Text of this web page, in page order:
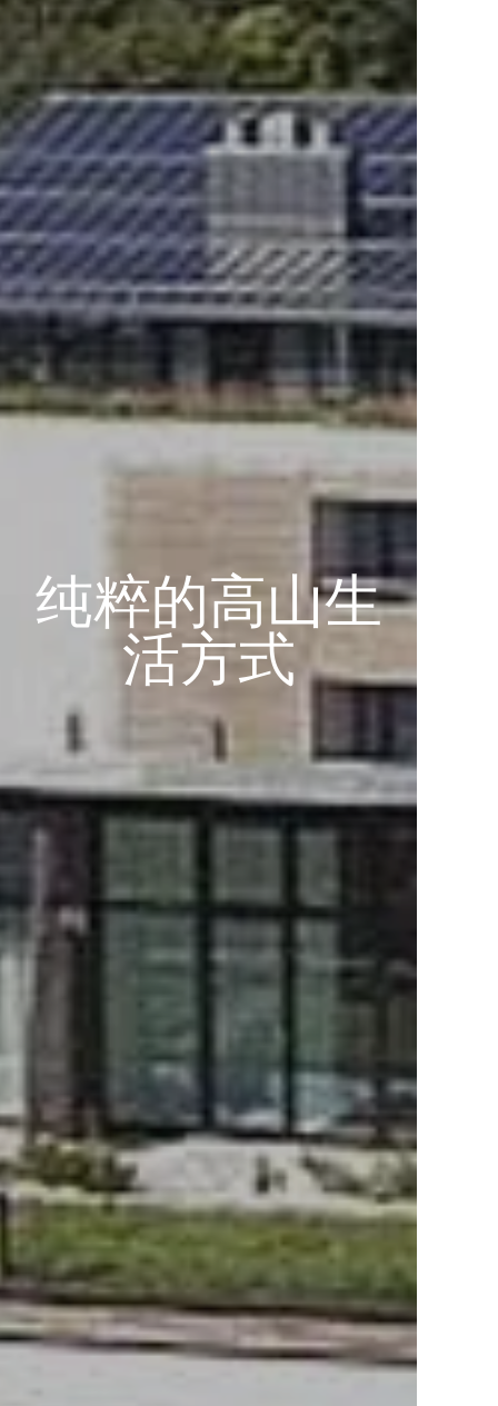
纯粹的高山生
活方式
纯粹的高山生
活方式
纯粹的高山生
活方式
纯粹的高山生
活方式
纯粹的高山生
活方式
纯粹的高山生
活方式
纯粹的高山生
活方式
纯粹的高山生
活方式
纯粹的高山生
活方式
纯粹的高山生
活方式